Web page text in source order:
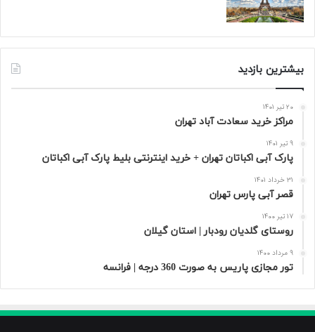
بیشترین بازدید
20 تیر 1401
مراکز خرید سعادت‌ آباد تهران
9 تیر 1401
پارک آبی اکباتان تهران + خرید اینترنتی بلیط پارک آبی اکباتان
31 خرداد 1401
قصر آبی پارس تهران
17 تیر 1400
روستای گلدیان رودبار | استان گیلان
9 مرداد 1400
تور مجازی پاریس به صورت 360 درجه | فرانسه